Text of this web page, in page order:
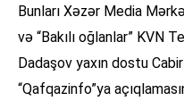
Bunları Xəzər Media
və “Bakılı oğlanlar” KVN
Dadaşov yaxın dostu
“Qafqazinfo”ya